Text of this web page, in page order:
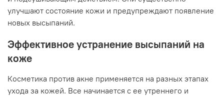
улучшают состояние кожи и предупреждают появление
новых высыпаний.
Эффективное устранение высыпаний на
коже
Косметика против акне применяется на разных этапах
ухода за кожей. Все начинается с ее утреннего и